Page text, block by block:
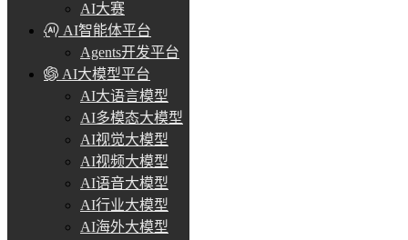
AI大赛
AI智能体平台
Agents开发平台
AI大模型平台
AI大语言模型
AI多模态大模型
AI视觉大模型
AI视频大模型
AI语音大模型
AI行业大模型
AI海外大模型